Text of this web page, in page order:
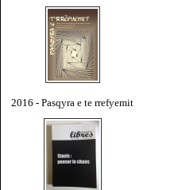
2016 - Pasqyra e te rrefyemit